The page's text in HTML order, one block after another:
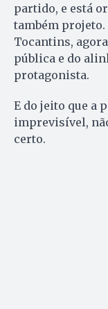
partido, e está
também
Tocantins,
pública e do
protagonista.
E do jeito que a
imprevisível,
certo.